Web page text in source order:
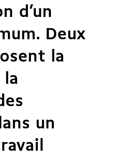
d’un
Deux
la
un